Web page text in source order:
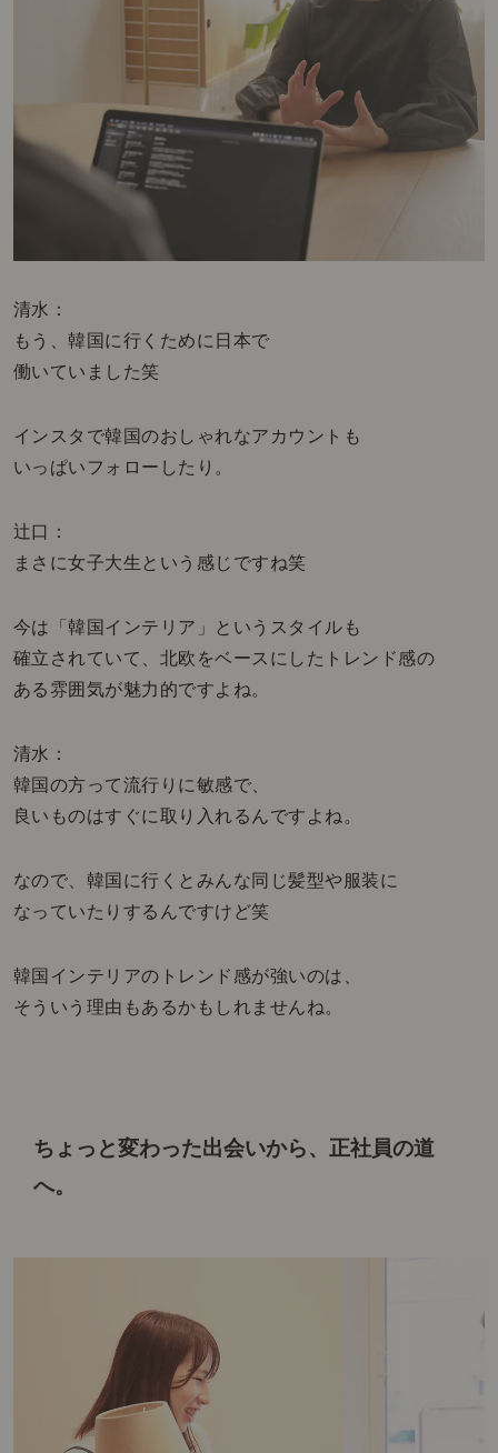
清水：
もう、韓国に行くために日本で
働いていました笑
インスタで韓国のおしゃれなアカウントも
いっぱいフォローしたり。
辻口：
まさに女子大生という感じですね笑
今は「韓国インテリア」というスタイルも
確立されていて、北欧をベースにしたトレンド感の
ある雰囲気が魅力的ですよね。
清水：
韓国の方って流行りに敏感で、
良いものはすぐに取り入れるんですよね。
なので、韓国に行くとみんな同じ髪型や服装に
なっていたりするんですけど笑
韓国インテリアのトレンド感が強いのは、
そういう理由もあるかもしれませんね。
ちょっと変わった出会いから、正社員の道
へ。